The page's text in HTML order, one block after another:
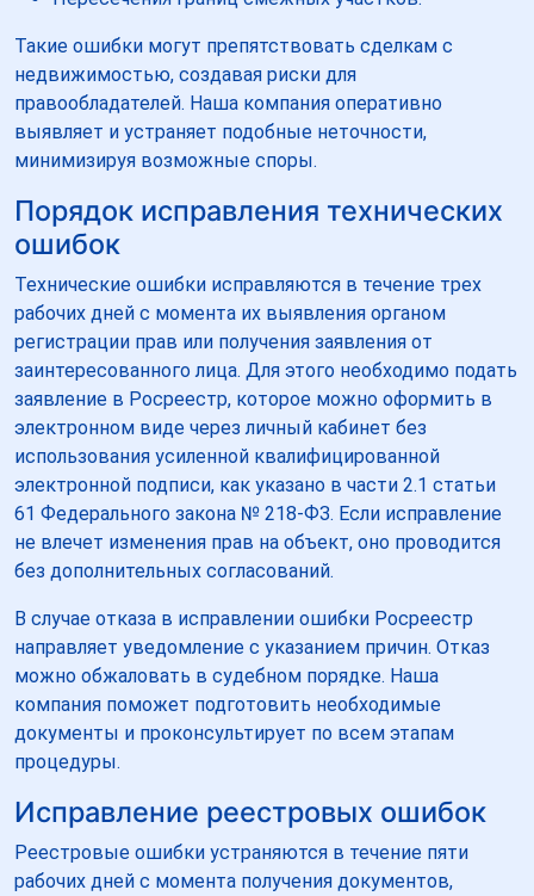
Такие ошибки могут препятствовать сделкам с
недвижимостью, создавая риски для
правообладателей. Наша компания оперативно
выявляет и устраняет подобные неточности,
минимизируя возможные споры.
Порядок исправления технических
ошибок
Технические ошибки исправляются в течение трех
рабочих дней с момента их выявления органом
регистрации прав или получения заявления от
заинтересованного лица. Для этого необходимо подать
заявление в Росреестр, которое можно оформить в
электронном виде через личный кабинет без
использования усиленной квалифицированной
электронной подписи, как указано в части 2.1 статьи
61 Федерального закона № 218-ФЗ. Если исправление
не влечет изменения прав на объект, оно проводится
без дополнительных согласований.
В случае отказа в исправлении ошибки Росреестр
направляет уведомление с указанием причин. Отказ
можно обжаловать в судебном порядке. Наша
компания поможет подготовить необходимые
документы и проконсультирует по всем этапам
процедуры.
Исправление реестровых ошибок
Реестровые ошибки устраняются в течение пяти
рабочих дней с момента получения документов,